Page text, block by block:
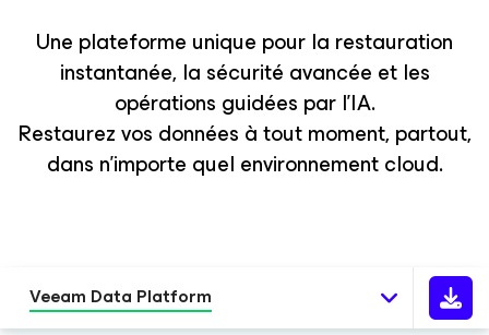
Une plateforme unique pour la restauration
instantanée, la sécurité avancée et les
opérations guidées par l’IA.
Restaurez vos données à tout moment, partout,
dans n’importe quel environnement cloud.
Veeam Data Platform